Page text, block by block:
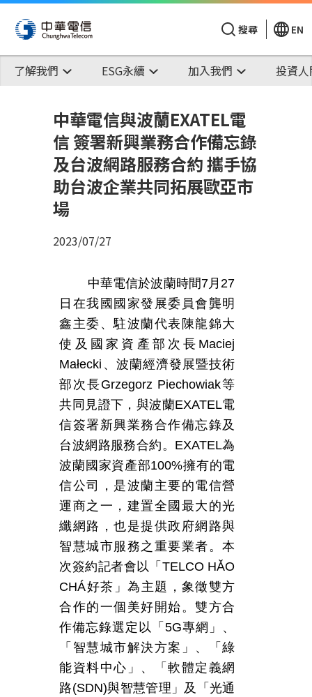
搜尋 EN
了解我們 ESG永續 加入我們 投資
中華電信與波蘭EXATEL電
信 簽署新興業務合作備忘錄
及台波網路服務合約 攜手協
助台波企業共同拓展歐亞市
場
2023/07/27
中華電信於波蘭時間7月27
日在我國國家發展委員會龔明
鑫主委、駐波蘭代表陳龍錦大
使及國家資產部次長 Maciej
Małecki 、波蘭經濟發展暨技術
部次長Grzegorz Piechowiak等
共同見證下，與波蘭EXATEL電
信簽署新興業務合作備忘錄及
台波網路服務合約。 EXATEL為
波蘭國家資產部100%擁有的電
信公司，是波蘭主要的電信營
運商之一，建置全國最大的光
纖網路，也是提供政府網路與
智慧城市服務之重要業者。本
次簽約記者會以「 TELCO HǍO
CHÁ好茶」為主題，象徵雙方
合作的一個美好開始。雙方合
作備忘錄選定以「5G專網」、
「智慧城市解決方案」、「綠
能資料中心」、「軟體定義網
路(SDN)與智慧管理」及「光通